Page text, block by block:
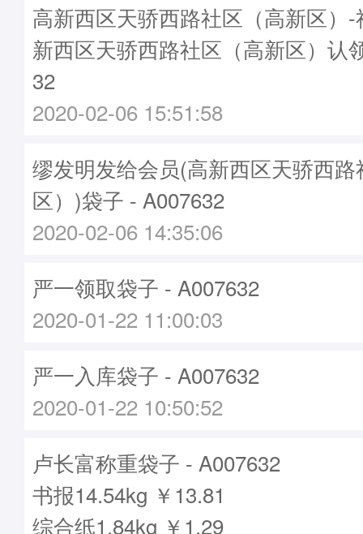
高新西区天骄西路社区（高新区）
新西区天骄西路社区（高新区）认
32
2020-02-06 15:51:58
缪发明发给会员(高新西区天骄西
区）)袋子 - A007632
2020-02-06 14:35:06
严一领取袋子 - A007632
2020-01-22 11:00:03
严一入库袋子 - A007632
2020-01-22 10:50:52
卢长富称重袋子 - A007632
书报14.54kg ￥13.81
综合纸1.84kg ￥1.29